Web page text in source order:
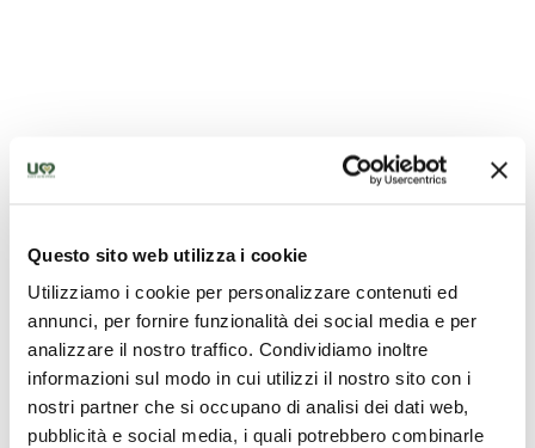
Questo sito web utilizza i cookie
Utilizziamo i cookie per personalizzare contenuti ed
annunci, per fornire funzionalità dei social media e per
analizzare il nostro traffico. Condividiamo inoltre
informazioni sul modo in cui utilizzi il nostro sito con i
nostri partner che si occupano di analisi dei dati web,
pubblicità e social media, i quali potrebbero combinarle